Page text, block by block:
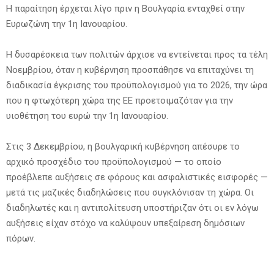
Η παραίτηση έρχεται λίγο πριν η Βουλγαρία ενταχθεί στην
Ευρωζώνη την 1η Ιανουαρίου.
Η δυσαρέσκεια των πολιτών άρχισε να εντείνεται προς τα τέλη
Νοεμβρίου, όταν η κυβέρνηση προσπάθησε να επιταχύνει τη
διαδικασία έγκρισης του προϋπολογισμού για το 2026, την ώρα
που η φτωχότερη χώρα της ΕΕ προετοιμαζόταν για την
υιοθέτηση του ευρώ την 1η Ιανουαρίου.
Στις 3 Δεκεμβρίου, η βουλγαρική κυβέρνηση απέσυρε το
αρχικό προσχέδιο του προϋπολογισμού — το οποίο
προέβλεπε αυξήσεις σε φόρους και ασφαλιστικές εισφορές —
μετά τις μαζικές διαδηλώσεις που συγκλόνισαν τη χώρα. Οι
διαδηλωτές και η αντιπολίτευση υποστήριζαν ότι οι εν λόγω
αυξήσεις είχαν στόχο να καλύψουν υπεξαίρεση δημόσιων
πόρων.